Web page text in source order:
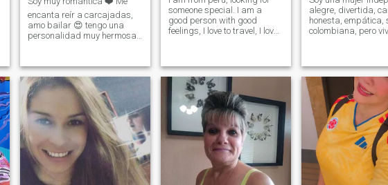
encanta reír a carcajadas,
amo bailar 😍 tengo una
personalidad muy hermosas
profesión, me considero una
mujer muy inteligente y de
muy buena ortografía, la
persona que se interese en
mi también debe ser muy
inteligente y exitoso. No envío
fotos desnudos Ni
videollamadas calientes.
RESPETE! Yo no soy ese tipo
de mujer.
someone special. I am a
good person with good
feelings, I love to travel, I love
profession, it's something
that make me happy. If is
this that you want in a
woman, then text me. Im
looking for a forever man to
share my life until dead do
us apart.
alegre, divertida,
honesta, empática,
colombiana, pero
conocer y explorar
nuevos, también
la playa y la
trabajo de forma
puedo administrar
tiempo, esto me
viajar mientras
¡Espero poder
hombre afín, que
divertido, alegre, le
viajar y también